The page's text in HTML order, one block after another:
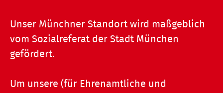
Unser Münchner Standort wird maßgeblich
vom Sozialreferat der Stadt München
gefördert.
Um unsere (für Ehrenamtliche und